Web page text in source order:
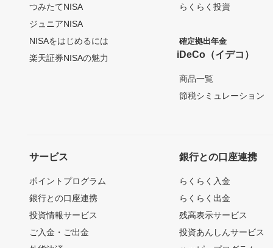
つみたてNISA
ジュニアNISA
NISAをはじめるには
楽天証券NISAの魅力
らくらく投資
確定拠出年金
iDeCo（イデコ）
商品一覧
節税シミュレーション
サービス
ポイントプログラム
銀行との口座連携
投資情報サービス
ご入金・ご出金
銀行との口座連携
らくらく入金
らくらく出金
残高表示サービス
投資あんしんサービス